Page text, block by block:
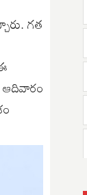
గత
ఆదివారం